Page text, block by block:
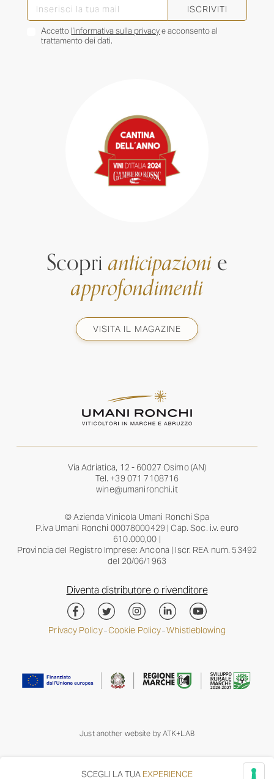
ISCRIVITI
Accetto l’informativa sulla privacye acconsento al
trattamento dei dati.
Scoprianticipazionie
approfondimenti
VISITA IL MAGAZINE
Via Adriatica, 12 - 60027 Osimo (AN)
Tel. +39 071 7108716
wine@umanironchi.it
© Azienda Vinicola Umani Ronchi Spa
P.iva Umani Ronchi 00078000429 | Cap. Soc. i.v. euro
610.000,00 |
Provincia del Registro Imprese: Ancona | Iscr. REA num. 53492
del 20/06/1963
Diventa distributore o rivenditore
Privacy Policy–Cookie Policy–Whistleblowing
Just another website by ATK+LAB
SCEGLI LA TUA EXPERIENCE